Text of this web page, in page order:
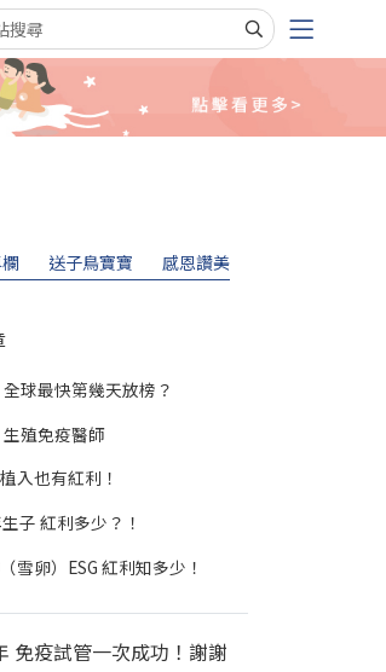
鍵字
送子鳥寶寶 感恩讚美
球最快第幾天放榜？
殖免疫醫師
入也有紅利！
子 紅利多少？！
雪卵）ESG 紅利知多少！
免疫試管一次成功！謝謝